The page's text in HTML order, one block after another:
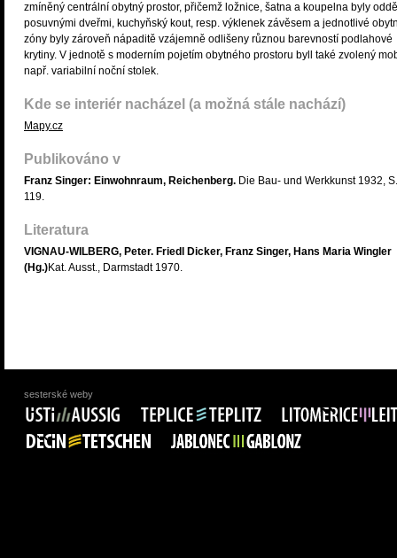
zmíněný centrální obytný prostor, přičemž ložnice, šatna a koupelna byly
posuvnými dveřmi, kuchyňský kout, resp. výklenek závěsem a jednotlivé
zóny byly zároveň nápaditě vzájemně odlišeny různou barevností podlahové
krytiny. V jednotě s moderním pojetím obytného prostoru byll také zvolený
např. variabilní noční stolek.
Kde se interiér nacházel (a možná stále nachází)
Mapy.cz
Publikováno v
Franz Singer: Einwohnraum, Reichenberg. Die Bau- und Werkkunst 1932,
119.
Literatura
VIGNAU-WILBERG, Peter. Friedl Dicker, Franz Singer, Hans Maria Wingler
(Hg.)Kat. Ausst., Darmstadt 1970.
sesterské weby